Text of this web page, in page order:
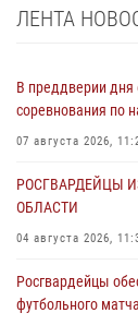
ЛЕНТА
В преддверии дня
соревнования по
07 августа 2026,
РОСГВАРДЕЙЦЫ
ОБЛАСТИ
04 августа 2026,
Росгвардейцы
футбольного